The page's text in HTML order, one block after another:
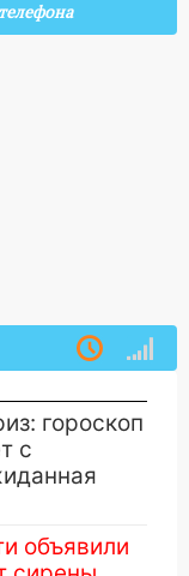
гороскоп
с
объявили